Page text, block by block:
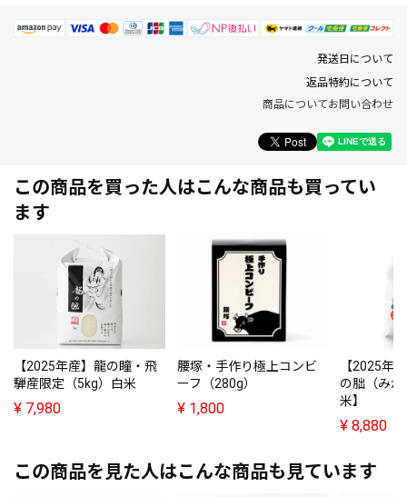
発送日について
返品特約について
商品についてお問い合わせ
この商品を買った人はこんな商品も買ってい
ます
【2025年産】龍の瞳・飛
騨産限定（5kg）白米
¥ 7,980
腰塚・手作り極上コンビ
ーフ（280g）
¥ 1,800
【2025年
の朏（み
米】
¥ 8,880
この商品を見た人はこんな商品も見ています